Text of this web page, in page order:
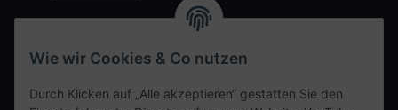
Wir freuen uns auf Euren Besuch. Bitte beachtet die
Wie wir Cookies & Co nutzen
Durch Klicken auf „Alle akzeptieren“ gestatten Sie den